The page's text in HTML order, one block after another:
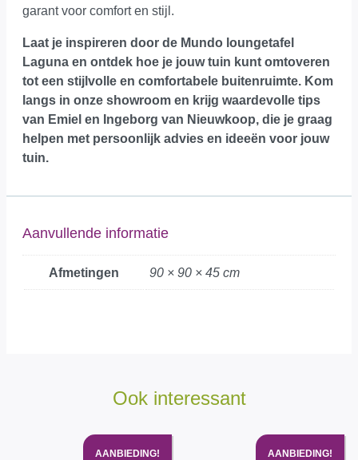
garant voor comfort en stijl.
Laat je inspireren door de Mundo loungetafel
Laguna en ontdek hoe je jouw tuin kunt omtoveren
tot een stijlvolle en comfortabele buitenruimte. Kom
langs in onze showroom en krijg waardevolle tips
van Emiel en Ingeborg van Nieuwkoop, die je graag
helpen met persoonlijk advies en ideeën voor jouw
tuin.
Aanvullende informatie
Afmetingen 90 × 90 × 45 cm
Ook interessant
AANBIEDING! AANBIEDING!